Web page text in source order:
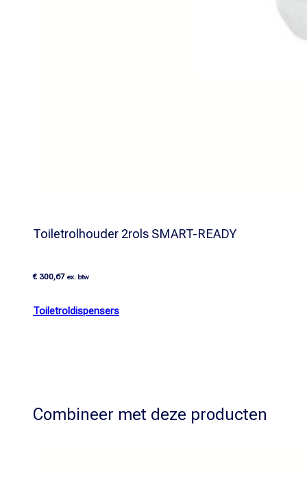
Toiletrolhouder 2rols SMART-READY
€ 300,67 ex. btw
Toiletroldispensers
Combineer met deze producten